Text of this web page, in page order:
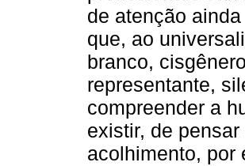
de atenção
que, ao
branco,
representante,
compreender a
existir, de
acolhimento, por